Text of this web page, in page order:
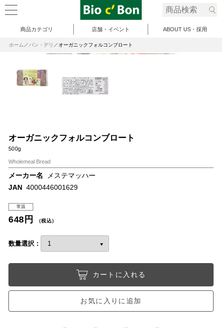
商品カテゴリ 店舗・イベント ABOUT US・採用
ホーム パン・デリ オーガニックフォルコンブロート
オーガニックフォルコンブロート
500g
Wholemeal Bread
メーカー名
メステマッハー
JAN 4000446001629
常温
648円 （税込）
数量選択：
カートに入れる
お気に入りに追加